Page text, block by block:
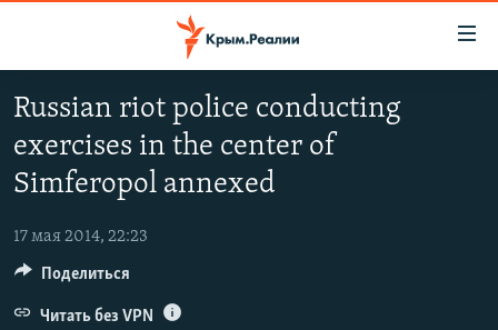
основному
содержанию
Вернутся
навигации
Вернутся
НОВОСТИ
СПЕЦПРОЕКТЫ
КАРТА ВОЕННЫХ ОБЪЕКТОВ КРЫМА
11 ЛЕТ ОККУПАЦИИ КРЫМА. 11 ИСТОРИЙ СОПРОТИВЛЕНИЯ
ВОДА
ИСТОРИЯ
ЕЩЕ
ИНТЕРАКТИВ
РАДІО СВОБОДА
Russian riot police conducting
exercises in the center of
Simferopol annexed
17 мая 2014, 22:23
Поделиться
Читать без VPN